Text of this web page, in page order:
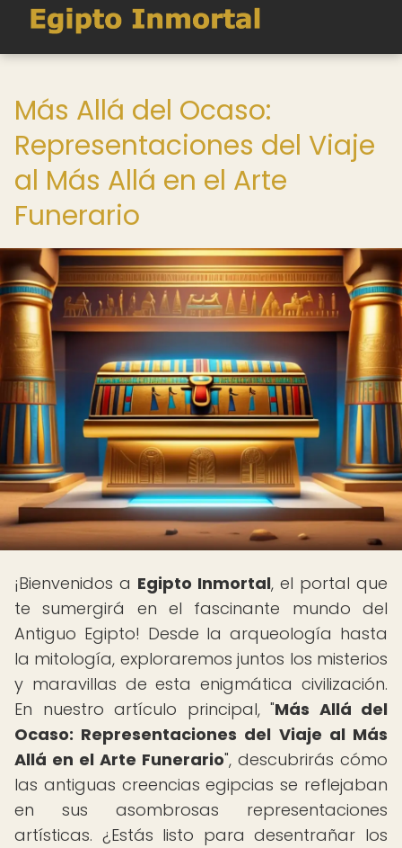
Más Allá del Ocaso:
Representaciones del Viaje
al Más Allá en el Arte
Funerario
¡Bienvenidos a Egipto Inmortal, el portal que
te sumergirá en el fascinante mundo del
Antiguo Egipto! Desde la arqueología hasta
la mitología, exploraremos juntos los misterios
y maravillas de esta enigmática civilización.
En nuestro artículo principal, "Más Allá del
Ocaso: Representaciones del Viaje al Más
Allá en el Arte Funerario", descubrirás cómo
las antiguas creencias egipcias se reflejaban
en sus asombrosas representaciones
artísticas. ¿Estás listo para desentrañar los